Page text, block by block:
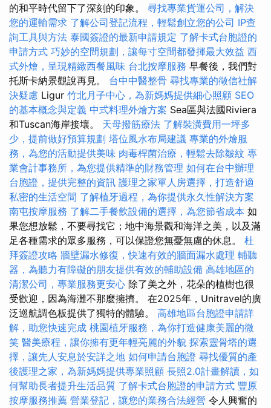
的和平時代留下了深刻的印象。 尋找專業貨運公司，解決
您的運輸需求 了解公司登記流程，輕鬆創立您的公司 IP查
詢工具與方法 泰國簽證的最新申請規定 了解卡式台胞證的
申請方式 巧妙的空間規劃，讓每寸空間都發揮最大效益 西
式外燴，呈現精緻西餐風味 台北按摩服務 早餐後，我們對
托斯卡納景觀說再見。 台中中醫整骨 尋找專業的徵信社解
決疑慮 Ligur 竹北月子中心，為新媽媽提供細心照顧 SEO
的基本概念與定義 中式料理外燴方案 Sea區與法國Riviera
和Tuscan海岸接壤。 天母撥筋療法 了解裝潢費用一坪多
少，提前做好預算規劃 塔位風水布局建議 專業的外燴服
務，為您的活動提供美味 肉毒桿菌治療，輕鬆去除皺紋 專
業會計事務所，為您提供精準的財務管理 如何在台中辦理
台胞證，提供完整的資訊 護理之家單人房選擇，打造舒適
私密的生活空間 了解植牙過程，為你提供永久性解決方案
南屯按摩服務 了解二手餐飲設備的選擇，為您節省成本 如
果您想放鬆，不要尋找它；地中海景觀和海洋之美，以及滿
足各種需求的眾多服務，可以保證您無憂無慮的休息。 杜
拜簽證攻略 牆壁漏水修復，快速有效的牆面漏水處理 輔聽
器，為聽力有障礙的朋友提供有效的輔助設備 高雄地區的
清潔公司，專業服務更安心 除了美之外，花朵的植樹也很
受歡迎，因為海灘不那麼擁擠。 在2025年，Unitravel的廣
泛巡航調色板提供了獨特的體驗。 高雄地區台胞證申請詳
解，助您快速完成 桃園植牙服務，為你打造健康美麗的微
笑 醫美療程，讓你擁有更年輕亮麗的外貌 探索靈骨塔的選
擇，讓先人安息於安詳之地 如何申請台胞證 尋找優質的產
後護理之家，為新媽媽提供專業照顧 長照2.0計畫解讀，如
何幫助長者提升生活品質 了解卡式台胞證的申請方式 豐原
按摩服務推薦 營業登記，讓您的業務合法經營 令人興奮的